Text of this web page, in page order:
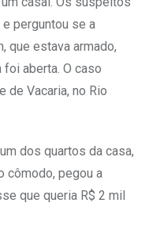
perguntou se a
que estava armado,
aberta. O caso
de Vacaria, no Rio
dos quartos da casa,
cômodo, pegou a
que queria R$ 2 mil